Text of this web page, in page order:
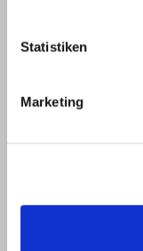
Statistiken
Marketing
SPAM-Schutz *